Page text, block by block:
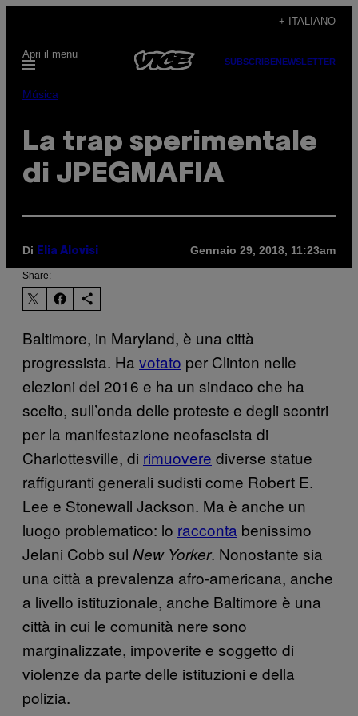
contenuto
+ ITALIANO
Apri il menu
SUBSCRIBENEWSLETTER
Música
La trap sperimentale
di JPEGMAFIA
Di Elia Alovisi Gennaio 29, 2018, 11:23am
Share:
Baltimore, in Maryland, è una città
progressista. Ha votato per Clinton nelle
elezioni del 2016 e ha un sindaco che ha
scelto, sull’onda delle proteste e degli scontri
per la manifestazione neofascista di
Charlottesville, di rimuovere diverse statue
raffiguranti generali sudisti come Robert E.
Lee e Stonewall Jackson. Ma è anche un
luogo problematico: lo racconta benissimo
Jelani Cobb sul New Yorker. Nonostante sia
una città a prevalenza afro-americana, anche
a livello istituzionale, anche Baltimore è una
città in cui le comunità nere sono
marginalizzate, impoverite e soggetto di
violenze da parte delle istituzioni e della
polizia.